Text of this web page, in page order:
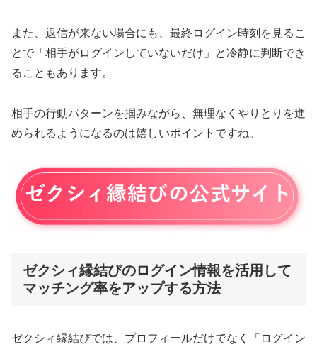
また、返信が来ない場合にも、最終ログイン時刻を見るこ
とで「相手がログインしていないだけ」と冷静に判断でき
ることもあります。
相手の行動パターンを掴みながら、無理なくやりとりを進
められるようになるのは嬉しいポイントですね。
ゼクシィ縁結びのログイン情報を活用して
マッチング率をアップする方法
ゼクシィ縁結びでは、プロフィールだけでなく「ログイン